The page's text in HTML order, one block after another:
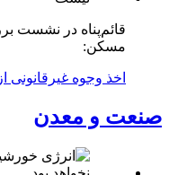
قائم‌پناه در نشست
مسکن:
اخذ وجوه
صنعت و معدن